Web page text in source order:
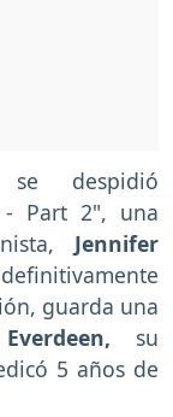
despidió
- Part 2", una
Jennifer
guarda una
su
5 años de